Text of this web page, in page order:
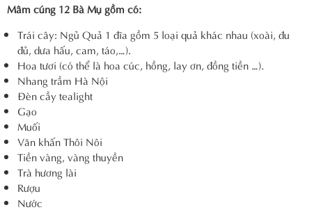
Mâm cúng 12 Bà Mụ gồm có:
Trái cây: Ngủ Quả 1 đĩa gồm 5 loại quả khác nhau (xoài, đu
đủ, dưa hấu, cam, táo,…).
Hoa tươi (có thể là hoa cúc, hồng, lay ơn, đồng tiền …).
Nhang trầm Hà Nội
Đèn cầy tealight
Gạo
Muối
Văn khấn Thôi Nôi
Tiền vàng, vàng thuyền
Trà hương lài
Rượu
Nước